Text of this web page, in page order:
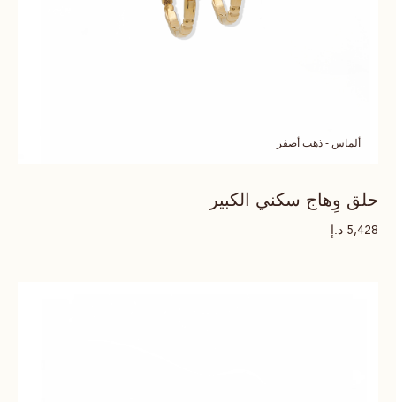
ألماس - ذهب أصفر
حلق وِهاج سكني الكبير
5,428 د.إ